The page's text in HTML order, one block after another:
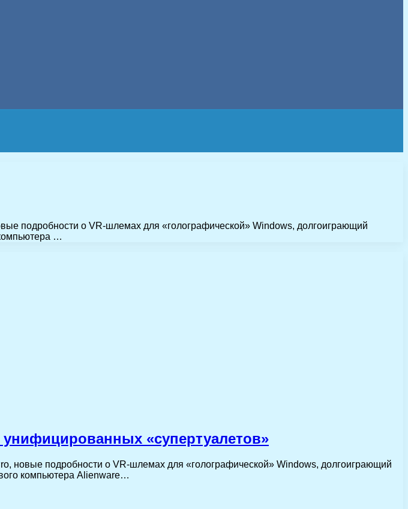
подробности о VR-шлемах для «голографической» Windows, долгоиграющий
…
«супертуалетов»
новые подробности о VR-шлемах для «голографической» Windows, долгоиграющий
компьютера Alienware…